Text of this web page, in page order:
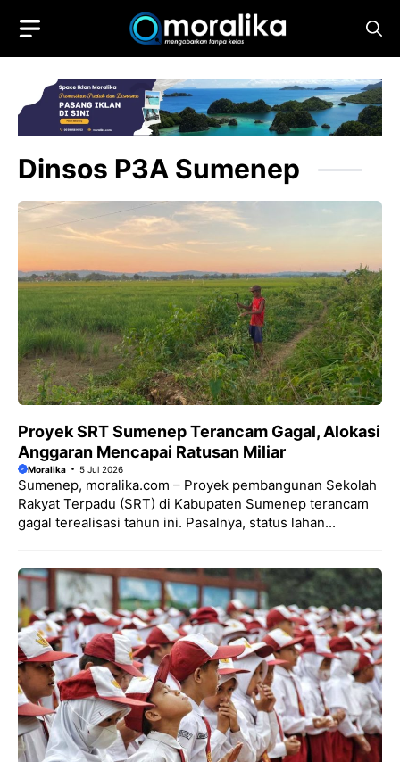
content
Dinsos P3A Sumenep
Proyek SRT Sumenep Terancam Gagal, Alokasi
Anggaran Mencapai Ratusan Miliar
Moralika 5 Jul 2026
Sumenep, moralika.com – Proyek pembangunan Sekolah
Rakyat Terpadu (SRT) di Kabupaten Sumenep terancam
gagal terealisasi tahun ini. Pasalnya, status lahan...